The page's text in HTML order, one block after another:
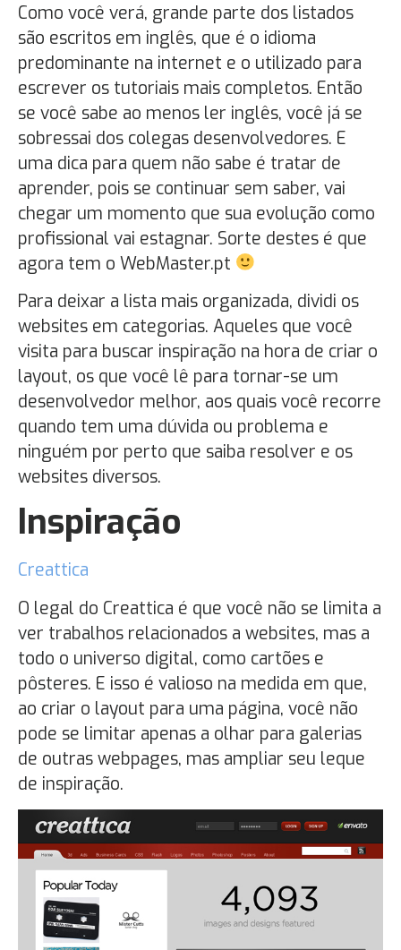
Como você verá, grande parte dos listados
são escritos em inglês, que é o idioma
predominante na internet e o utilizado para
escrever os tutoriais mais completos. Então
se você sabe ao menos ler inglês, você já se
sobressai dos colegas desenvolvedores. E
uma dica para quem não sabe é tratar de
aprender, pois se continuar sem saber, vai
chegar um momento que sua evolução como
profissional vai estagnar. Sorte destes é que
agora tem o WebMaster.pt
Para deixar a lista mais organizada, dividi os
websites em categorias. Aqueles que você
visita para buscar inspiração na hora de criar o
layout, os que você lê para tornar-se um
desenvolvedor melhor, aos quais você recorre
quando tem uma dúvida ou problema e
ninguém por perto que saiba resolver e os
websites diversos.
Inspiração
Creattica
O legal do Creattica é que você não se limita a
ver trabalhos relacionados a websites, mas a
todo o universo digital, como cartões e
pôsteres. E isso é valioso na medida em que,
ao criar o layout para uma página, você não
pode se limitar apenas a olhar para galerias
de outras webpages, mas ampliar seu leque
de inspiração.